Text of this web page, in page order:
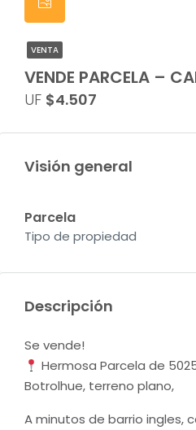
VENTA
VENDE PARCELA –
UF $4.507
Visión general
Parcela
Tipo de propiedad
Descripción
Se vende!
Hermosa Parcela de
Botrolhue, terreno plano,
A minutos de barrio ingles,